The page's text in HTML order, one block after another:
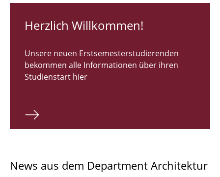
RUNDGANG 26
Bachelor Architektur
Master Architektur
Qualifikationsprofil
Herzlich Willkommen!
Unsere neuen Erstsemesterstudierenden
bekommen alle Informationen über ihren
Studienstart hier
News aus dem Department Architektur